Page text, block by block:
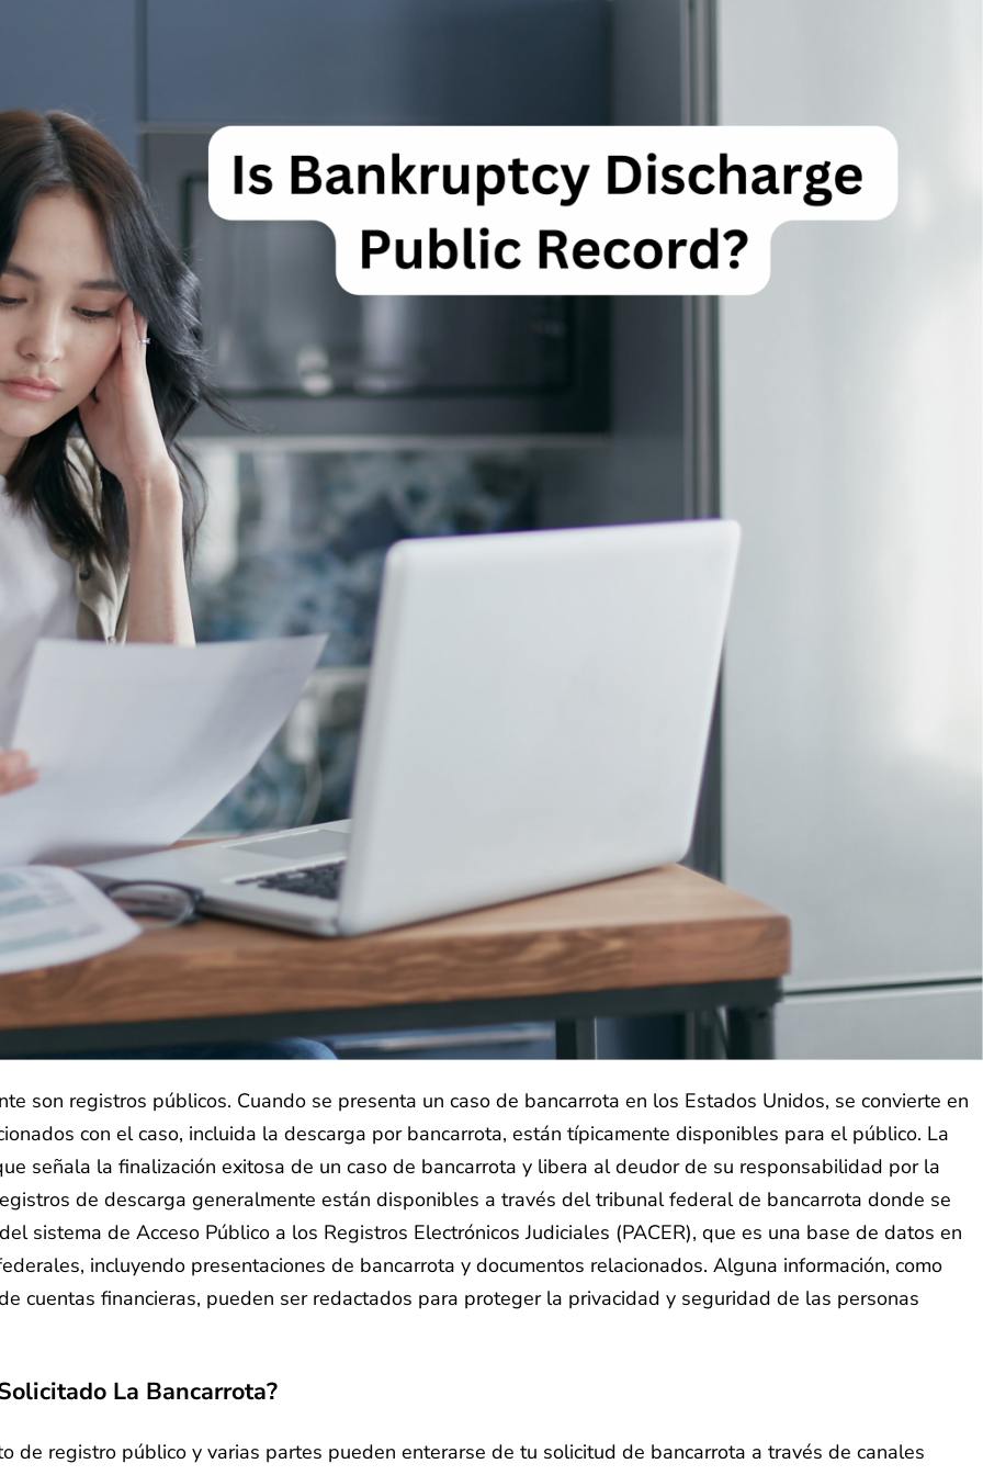
son registros públicos. Cuando se presenta un caso de bancarrota en los Estados Unidos, se convierte en
con el caso, incluida la descarga por bancarrota, están típicamente disponibles para el público. La
señala la finalización exitosa de un caso de bancarrota y libera al deudor de su responsabilidad por la
de descarga generalmente están disponibles a través del tribunal federal de bancarrota donde se
sistema de Acceso Público a los Registros Electrónicos Judiciales (PACER), que es una base de datos en
incluyendo presentaciones de bancarrota y documentos relacionados. Alguna información, como
cuentas financieras, pueden ser redactados para proteger la privacidad y seguridad de las personas
La Bancarrota?
de registro público y varias partes pueden enterarse de tu solicitud de bancarrota a través de canales